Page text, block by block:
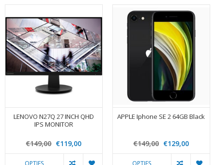
LENOVO N27Q 27 INCH QHD
IPS MONITOR
€149,00 €119,00
APPLE Iphone SE 2 64GB Black
€149,00 €129,00